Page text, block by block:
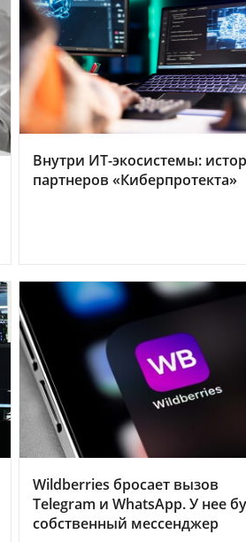
Внутри ИТ-экосистемы:
партнеров «Киберпротекта»
Wildberries бросает вызов
Telegram и WhatsApp. У нее
собственный мессенджер